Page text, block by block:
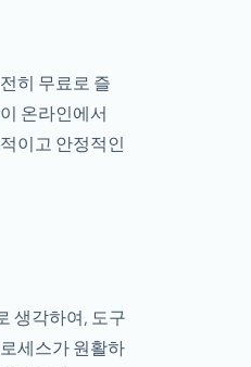
히 무료로 즐
온라인에서
이고 안정적인
생각하여, 도구
세스가 원활하